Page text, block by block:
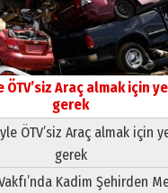
ÖTV’siz Araç almak için
gerek
ÖTV’siz Araç almak için
gerek
Kadim Şehirden
Yeri